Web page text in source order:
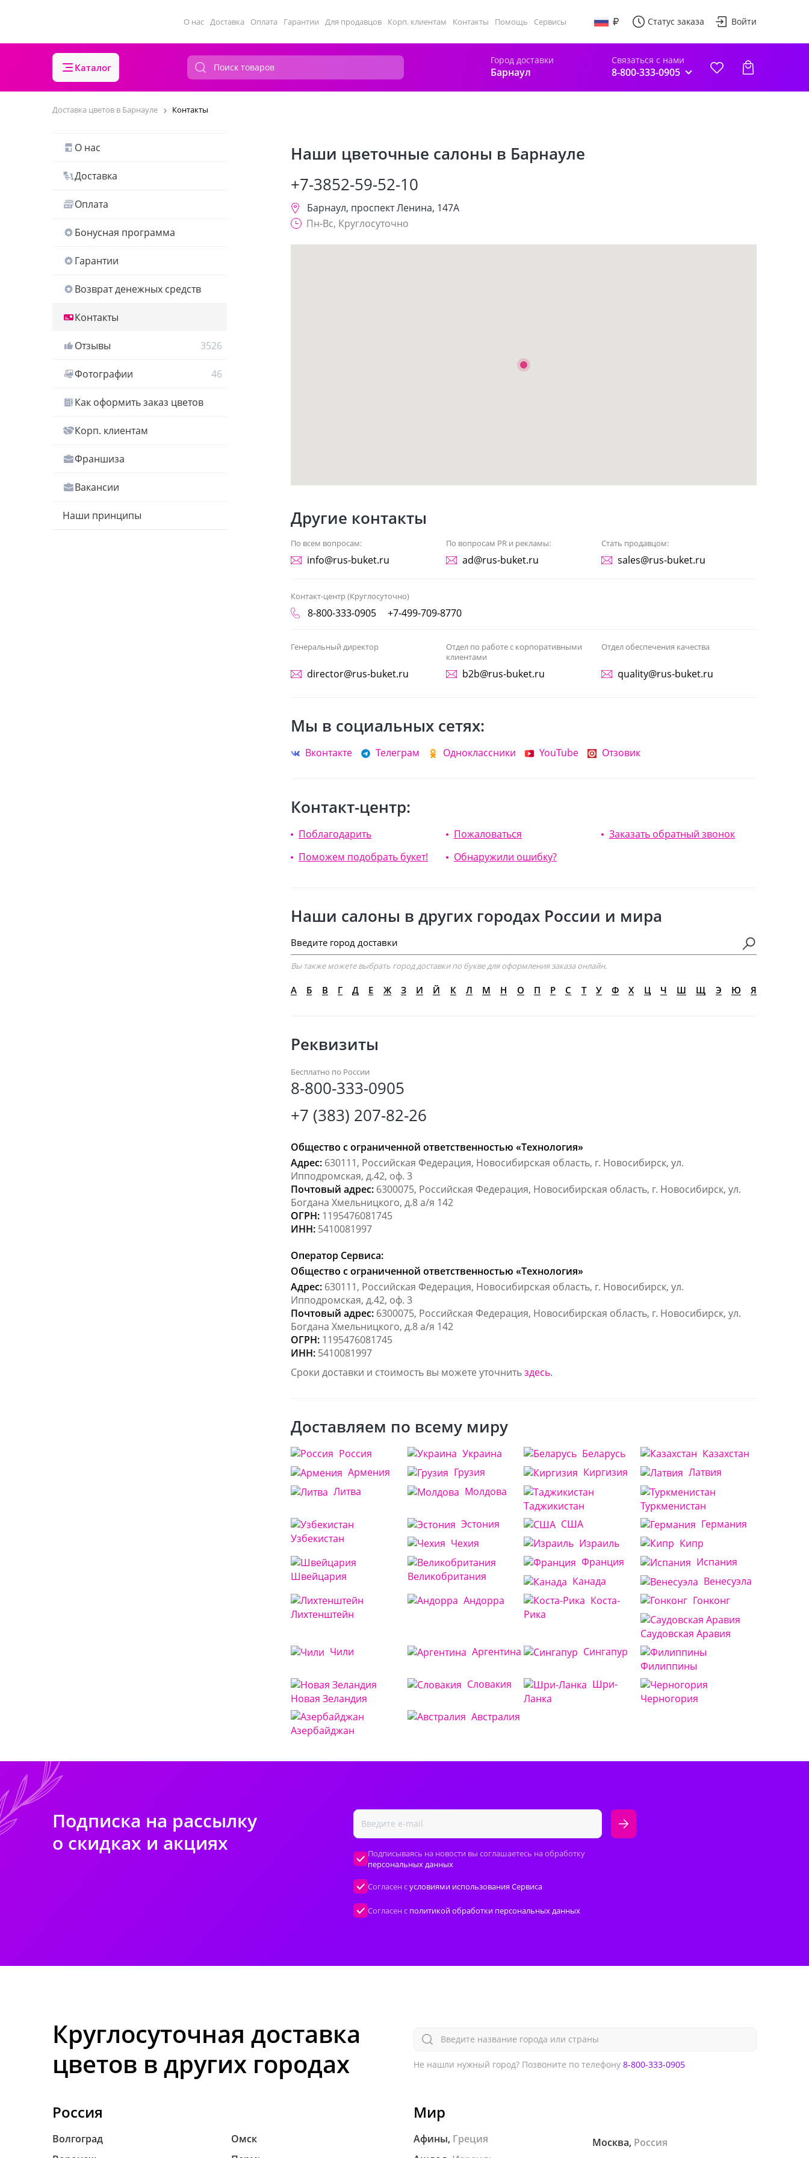
О нас Доставка Оплата Гарантии Для продавцов Корп. клиентам Контакты Помощь Сервисы Статус заказа Войти
Каталог
Город доставки
Барнаул
Связаться с нами
8-800-333-0905
Доставка цветов в Барнауле Контакты
О нас
Доставка
Оплата
Бонусная программа
Гарантии
Возврат денежных средств
Контакты
Отзывы 3526
Фотографии 46
Как оформить заказ цветов
Корп. клиентам
Франшиза
Вакансии
Наши принципы
Наши цветочные салоны в Барнауле
+7-3852-59-52-10
Барнаул, проспект Ленина, 147А
Пн-Вс, Круглосуточно
Другие контакты
По всем вопросам:
info@rus-buket.ru
По вопросам PR и рекламы:
ad@rus-buket.ru
Стать продавцом:
sales@rus-buket.ru
Контакт-центр (Круглосуточно)
8-800-333-0905 +7-499-709-8770
Генеральный директор
director@rus-buket.ru
Отдел по работе с корпоративными
клиентами
b2b@rus-buket.ru
Отдел обеспечения качества
quality@rus-buket.ru
Мы в социальных сетях:
Вконтакте Телеграм Одноклассники YouTube Отзовик
Контакт-центр:
Поблагодарить Пожаловаться
Заказать обратный звонок
Поможем подобрать букет!
Обнаружили ошибку?
Наши салоны в других городах России и мира
Вы также можете выбрать город доставки по букве для оформления заказа онлайн.
А Б В Г Д Е Ж З И Й К Л М Н О П Р С Т У Ф Х Ц Ч Ш Щ Э Ю Я
Реквизиты
Бесплатно по России
8-800-333-0905
+7 (383) 207-82-26
Общество с ограниченной ответственностью «Технология»
Адрес: 630111, Российская Федерация, Новосибирская область, г. Новосибирск, ул.
Ипподромская, д.42, оф. 3
Почтовый адрес: 6300075, Российская Федерация, Новосибирская область, г. Новосибирск, ул.
Богдана Хмельницкого, д.8 а/я 142
ОГРН: 1195476081745
ИНН: 5410081997
Оператор Сервиса:
Общество с ограниченной ответственностью «Технология»
Адрес: 630111, Российская Федерация, Новосибирская область, г. Новосибирск, ул.
Ипподромская, д.42, оф. 3
Почтовый адрес: 6300075, Российская Федерация, Новосибирская область, г. Новосибирск, ул.
Богдана Хмельницкого, д.8 а/я 142
ОГРН: 1195476081745
ИНН: 5410081997
Сроки доставки и стоимость вы можете уточнитьздесь.
Доставляем по всему миру
Россия Украина Беларусь
Казахстан
Армения
Грузия Киргизия
Латвия
Литва
Молдова
Таджикистан
Туркменистан
Узбекистан
Эстония США
Германия
Чехия
Израиль Кипр
Швейцария Великобритания
Франция
Испания
Канада
Венесуэла
Лихтенштейн
Андорра
Коста-
Рика
Гонконг
Саудовская Аравия
Чили
Аргентина
Сингапур
Филиппины
Новая Зеландия
Словакия
Шри-
Ланка
Черногория
Азербайджан
Австралия
Подписка на рассылку
о скидках и акциях
Подписываясь на новости вы соглашаетесь на обработку
персональных данных
Согласен сусловиями использования Сервиса
Согласен с политикой обработки персональных данных
Круглосуточная доставка
цветов в других городах
Введите название города или страны
Россия
Волгоград
Омск
Мир
Афины, Греция
Москва, Россия
Не нашли нужный город? Позвоните по телефону 8-800-333-0905